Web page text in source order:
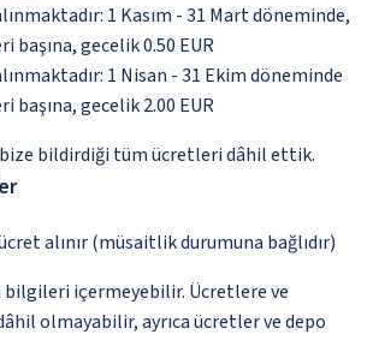
1 Kasım - 31 Mart döneminde,
başına, gecelik 0.50 EUR
1 Nisan - 31 Ekim döneminde
başına, gecelik 2.00 EUR
bildirdiği tüm ücretleri dâhil ettik.
alınır (müsaitlik durumuna bağlıdır)
bilgileri içermeyebilir. Ücretlere ve
olmayabilir, ayrıca ücretler ve depo